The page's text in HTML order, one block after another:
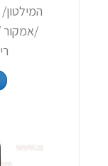
/אמקור